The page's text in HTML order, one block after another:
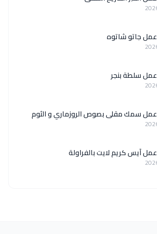
جاتو شاتوه
سلطة بنجر
سمك مقلى بصوص الروزماري و الثوم
آيس كريم لايت بالفراولة